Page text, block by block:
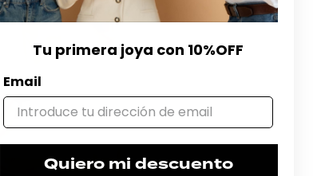
Tu primera joya con 10%OFF
Email
Quiero mi descuento